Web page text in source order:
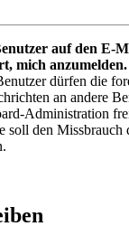
auf den E-
mich anzumelden.
dürfen die
an andere
Administration
soll den Missbrauch